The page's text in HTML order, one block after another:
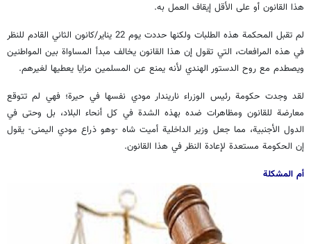
هذا القانون أو على الأقل إيقاف العمل به.
لم تقبل المحكمة هذه الطلبات ولكنها حددت يوم 22 يناير/كانون الثاني القادم للنظر
في هذه المرافعات، التي تقول إن هذا القانون يخالف مبدأ المساواة بين المواطنين
ويصطدم مع روح الدستور الهندي لأنه يمنع عن المسلمين مزايا يعطيها لغيرهم.
لقد وجدت حكومة رئيس الوزراء ناريندار مودي نفسها في حيرة؛ فهي لم تتوقع
معارضة للقانون ومظاهرات ضده بهذه الشدة في كل أنحاء البلاد، بل وحتى في
الدول الأجنبية، مما جعل وزير الداخلية أميت شاه -وهو ذراع مودي اليمنى- يقول
إن الحكومة مستعدة لإعادة النظر في هذا القانون.
أم المشكلة